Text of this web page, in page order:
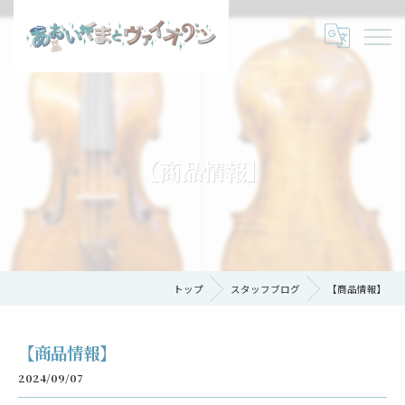
【商品情報】
トップ スタッフブログ 【商品情報】
【商品情報】
2024/09/07